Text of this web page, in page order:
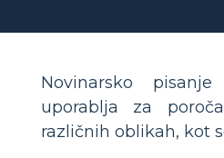
Novinarsko
uporablja za
različnih oblikah, kot